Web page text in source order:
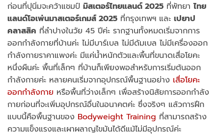
ก่อนที่ปุนิ่มจะคว้าแชมป์ มิสเตอร์ไทยแลนด์ 2025 ที่พัทยาไทย
แลนด์โอเพ่นมาสเตอร์เกมส์ 2025 ที่กรุงเทพฯ และ เปยาป
คลาสสิค ที่ลำปางในวัย 45 ปีค่ะ รากฐานทั้งหมดเริ่มจากการ
ออกกำลังกายที่บ้านค่ะ ไม่มีบาร์เบล ไม่มีดัมเบล ไม่มีเครื่องออก
กำลังกายราคาแพงค่ะ มีแค่น้ำหนักตัวและพื้นที่ขนาดเสื่อโยคะ
หนึ่งผืนค่ะ พื้นที่เล็กๆ ที่บ้านก็เพียงพอสำหรับการเริ่มต้นออก
กำลังกายค่ะ หลายคนเริ่มจากอุปกรณ์พื้นฐานอย่าง เสื่อโยคะ
ออกกำลังกาย หรือพื้นที่ว่างเล็กๆ เพื่อสร้างนิสัยการออกกำลัง
กายก่อนที่จะเพิ่มอุปกรณ์อื่นในอนาคตค่ะ ซึ่งจริงๆ แล้วการฝึก
แบบนี้คือพื้นฐานของ Bodyweight Training ที่สามารถสร้าง
ความแข็งแรงและเผาผลาญไขมันได้ดีแม้ไม่มีอุปกรณ์ค่ะ